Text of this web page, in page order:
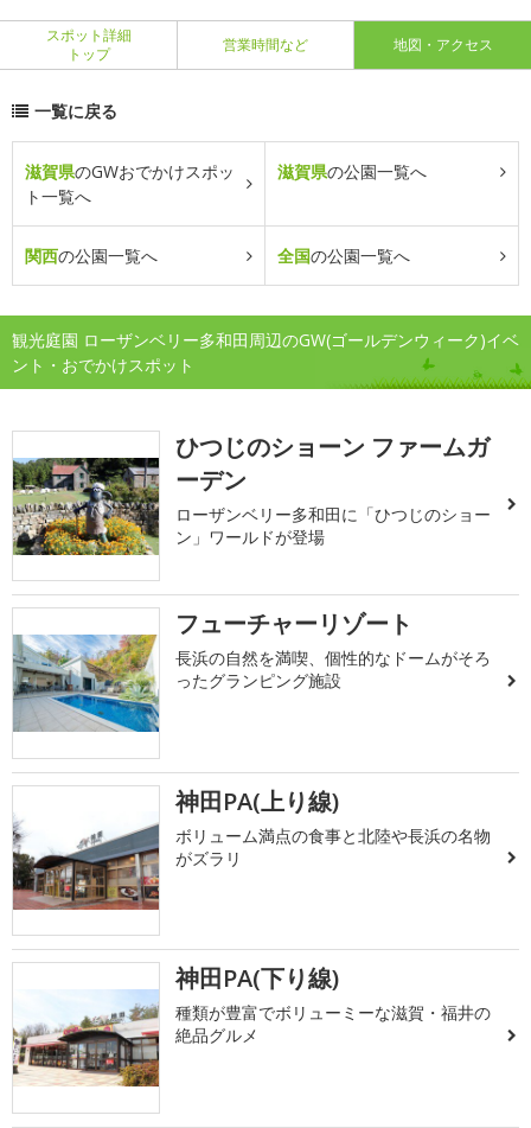
スポット詳細
トップ
営業時間など 地図・アクセス
一覧に戻る
滋賀県のGWおでかけスポッ
ト一覧へ
滋賀県の公園一覧へ
関西の公園一覧へ 全国の公園一覧へ
観光庭園 ローザンベリー多和田周辺のGW(ゴールデンウィーク)イベ
ント・おでかけスポット
ひつじのショーン ファームガ
ーデン
ローザンベリー多和田に「ひつじのショー
ン」ワールドが登場
フューチャーリゾート
長浜の自然を満喫、個性的なドームがそろ
ったグランピング施設
神田PA(上り線)
ボリューム満点の食事と北陸や長浜の名物
がズラリ
神田PA(下り線)
種類が豊富でボリューミーな滋賀・福井の
絶品グルメ